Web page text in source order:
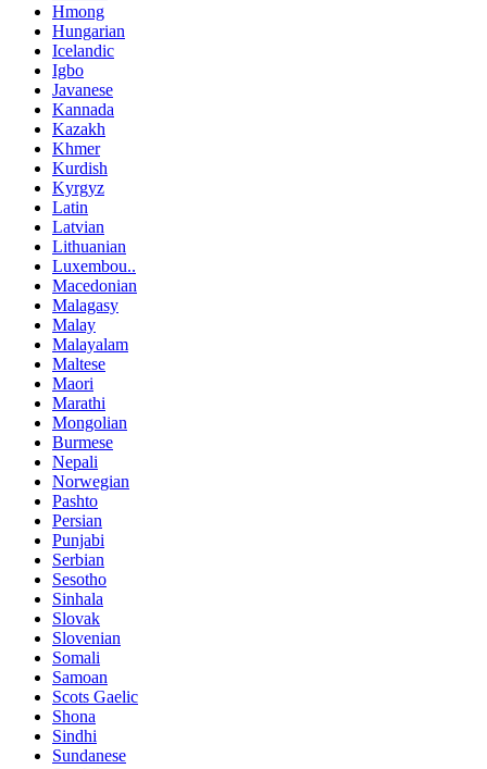
Hmong
Hungarian
Icelandic
Igbo
Javanese
Kannada
Kazakh
Khmer
Kurdish
Kyrgyz
Latin
Latvian
Lithuanian
Luxembou..
Macedonian
Malagasy
Malay
Malayalam
Maltese
Maori
Marathi
Mongolian
Burmese
Nepali
Norwegian
Pashto
Persian
Punjabi
Serbian
Sesotho
Sinhala
Slovak
Slovenian
Somali
Samoan
Scots Gaelic
Shona
Sindhi
Sundanese